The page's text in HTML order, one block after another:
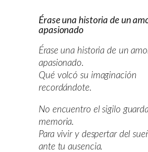
Érase una historia de un
apasionado
Érase una historia de un
apasionado.
Qué volcó su imaginación
recordándote.
No encuentro el sigilo
memoria.
Para vivir y despertar del
ante tu ausencia.